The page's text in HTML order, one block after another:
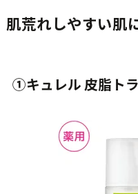
肌荒れしやすい肌
①キュレル 皮脂ト